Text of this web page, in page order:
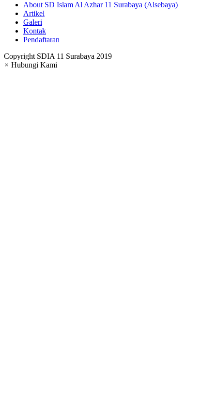
About SD Islam Al Azhar 11 Surabaya (Alsebaya)
Artikel
Galeri
Kontak
Pendaftaran
Copyright SDIA 11 Surabaya 2019
× Hubungi Kami